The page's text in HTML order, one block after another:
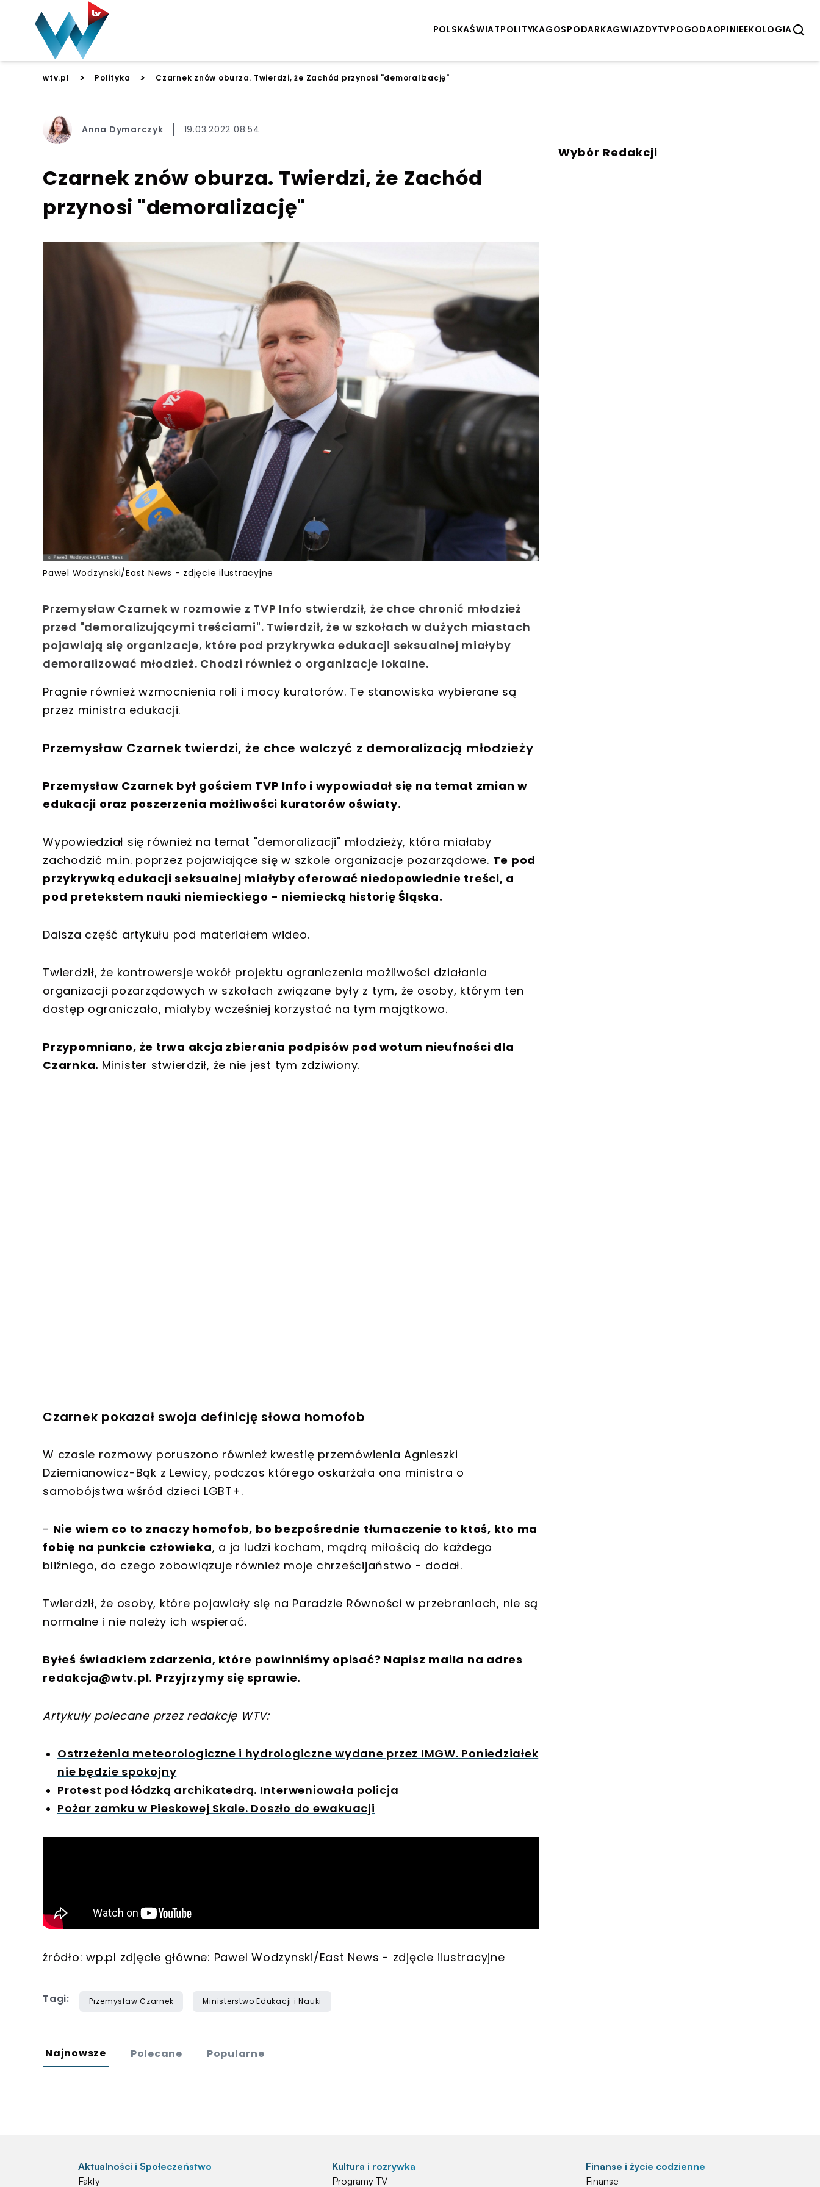
POLSKAŚWIATPOLITYKAGOSPODARKAGWIAZDYTVPOGODAOPINIEEKOLOGIA
wtv.pl > Polityka > Czarnek znów oburza. Twierdzi, że Zachód przynosi "demoralizację"
Anna Dymarczyk 19.03.2022 08:54
Czarnek znów oburza. Twierdzi, że Zachód
przynosi "demoralizację"
Pawel Wodzynski/East News - zdjęcie ilustracyjne
Przemysław Czarnek w rozmowie z TVP Info stwierdził, że chce chronić młodzież
przed "demoralizującymi treściami". Twierdził, że w szkołach w dużych miastach
pojawiają się organizacje, które pod przykrywka edukacji seksualnej miałyby
demoralizować młodzież. Chodzi również o organizacje lokalne.
Pragnie również wzmocnienia roli i mocy kuratorów. Te stanowiska wybierane są
przez ministra edukacji.
Przemysław Czarnek twierdzi, że chce walczyć z demoralizacją młodzieży
Przemysław Czarnek był gościem TVP Info i wypowiadał się na temat zmian w
edukacji oraz poszerzenia możliwości kuratorów oświaty.
Wypowiedział się również na temat "demoralizacji" młodzieży, która miałaby
zachodzić m.in. poprzez pojawiające się w szkole organizacje pozarządowe. Te pod
przykrywką edukacji seksualnej miałyby oferować niedopowiednie treści, a
pod pretekstem nauki niemieckiego - niemiecką historię Śląska.
Dalsza część artykułu pod materiałem wideo.
Twierdził, że kontrowersje wokół projektu ograniczenia możliwości działania
organizacji pozarządowych w szkołach związane były z tym, że osoby, którym ten
dostęp ograniczało, miałyby wcześniej korzystać na tym majątkowo.
Przypomniano, że trwa akcja zbierania podpisów pod wotum nieufności dla
Czarnka. Minister stwierdził, że nie jest tym zdziwiony.
Czarnek pokazał swoja definicję słowa homofob
W czasie rozmowy poruszono również kwestię przemówienia Agnieszki
Dziemianowicz-Bąk z Lewicy, podczas którego oskarżała ona ministra o
samobójstwa wśród dzieci LGBT+.
- Nie wiem co to znaczy homofob, bo bezpośrednie tłumaczenie to ktoś, kto ma
fobię na punkcie człowieka, a ja ludzi kocham, mądrą miłością do każdego
bliźniego, do czego zobowiązuje również moje chrześcijaństwo - dodał.
Twierdził, że osoby, które pojawiały się na Paradzie Równości w przebraniach, nie są
normalne i nie należy ich wspierać.
Byłeś świadkiem zdarzenia, które powinniśmy opisać? Napisz maila na adres
redakcja@wtv.pl. Przyjrzymy się sprawie.
Artykuły polecane przez redakcję WTV:
Ostrzeżenia meteorologiczne i hydrologiczne wydane przez IMGW. Poniedziałek
nie będzie spokojny
Protest pod łódzką archikatedrą. Interweniowała policja
Pożar zamku w Pieskowej Skale. Doszło do ewakuacji
źródło: wp.pl zdjęcie główne: Pawel Wodzynski/East News - zdjęcie ilustracyjne
Tagi: Przemysław Czarnek Ministerstwo Edukacji i Nauki
Wybór Redakcji
Najnowsze Polecane Popularne
Aktualności i Społeczeństwo
Fakty
Kultura i rozrywka
Programy TV
Finanse i życie codzienne
Finanse